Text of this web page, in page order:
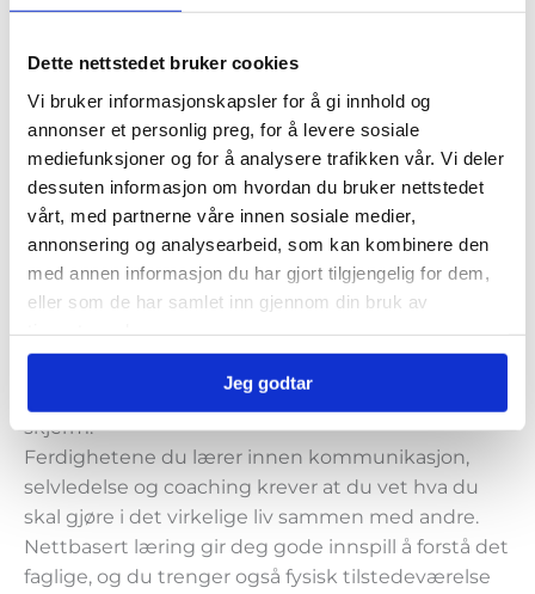
Dette nettstedet bruker cookies
Vi bruker informasjonskapsler for å gi innhold og
annonser et personlig preg, for å levere sosiale
mediefunksjoner og for å analysere trafikken vår. Vi deler
dessuten informasjon om hvordan du bruker nettstedet
vårt, med partnerne våre innen sosiale medier,
annonsering og analysearbeid, som kan kombinere den
med annen informasjon du har gjort tilgjengelig for dem,
eller som de har samlet inn gjennom din bruk av
Jeg godtar
online moduler som du har tilgjengelig i en lengre
prosessene og vi anbefaler at du også får trent og
øvd på ferdigheter og får kontinuerlig feedback fra
en trener.
Når du lærer trenger du der og da feedback fra
lærere og medstudenter på din forståelse og din
mestring av nytt fagstoff. Du praktiserer og øver på
teknikker og ferdigheter. Ferdigheter som skal
praktiseres, via fysisk tilstedeværelse.
Coaching er et håndverk hvor kunnskapen skal
Dette får du ikke utelukkende via å se på en
skjerm.
Ferdighetene du lærer innen kommunikasjon,
selvledelse og coaching krever at du vet hva du
skal gjøre i det virkelige liv sammen med andre.
Nettbasert læring gir deg gode innspill å forstå det
faglige, og du trenger også fysisk tilstedeværelse